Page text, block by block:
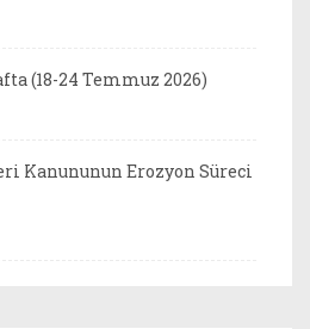
(18-24 Temmuz 2026)
Kanununun Erozyon Süreci